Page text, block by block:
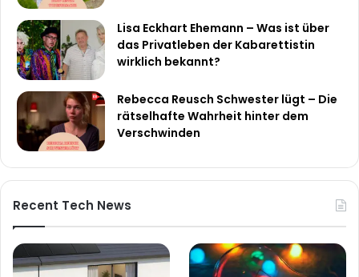
Lisa Eckhart Ehemann – Was ist über
das Privatleben der Kabarettistin
wirklich bekannt?
Rebecca Reusch Schwester lügt – Die
rätselhafte Wahrheit hinter dem
Verschwinden
Recent Tech News